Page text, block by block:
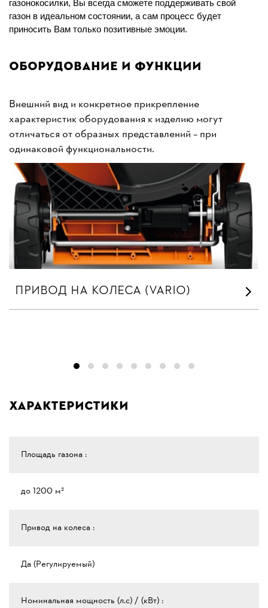
газонокосилки, Вы всегда сможете поддерживать свой
газон в идеальном состоянии, а сам процесс будет
приносить Вам только позитивные эмоции.
Оборудование и функции
Внешний вид и конкретное прикрепление
характеристик оборудования к изделию могут
отличаться от образных представлений – при
одинаковой функциональности.
ПРИВОД НА КОЛЕСА (VARIO)
Характеристики
Площадь газона :
до 1200 м²
Привод на колеса :
Да (Регулируемый)
Номинальная мощность (л.с) / (кВт) :